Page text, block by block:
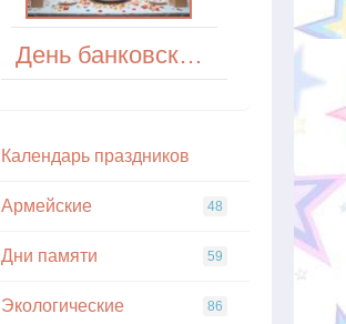
День банковского работника Молдовы
Кaлeндapь пpaздникoв
Армейские 48
Дни памяти 59
Экологические 86